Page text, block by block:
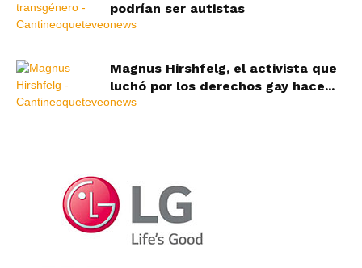
podrían ser autistas
Magnus Hirshfelg, el activista que
luchó por los derechos gay hace...